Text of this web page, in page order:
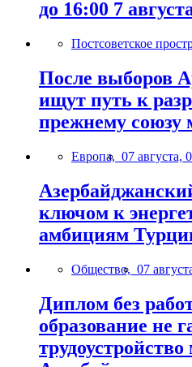
до 16:00 7
Постсоветское
После выборов
ищут путь к
прежнему союзу
Европа, 07 августа,
ключом к
амбициям
Общество, 07
Диплом без
образование не